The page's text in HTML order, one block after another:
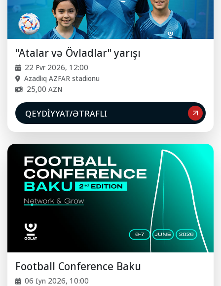
"Atalar və Övladlar" yarışı
22 Fvr 2026, 12:00
Azadlıq AZFAR stadionu
25,00 AZN
QEYDIYYAT/ƏTRAFLI
Football Conference Baku
06 Iyn 2026, 10:00